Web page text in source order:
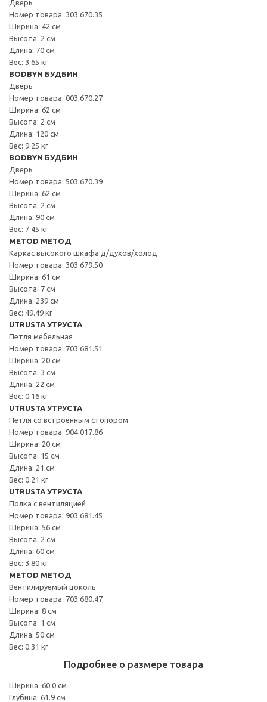
Дверь
Номер товара: 303.670.35
Ширина: 42 см
Высота: 2 см
Длина: 70 см
Вес: 3.65 кг
BODBYN БУДБИН
Дверь
Номер товара: 003.670.27
Ширина: 62 см
Высота: 2 см
Длина: 120 см
Вес: 9.25 кг
BODBYN БУДБИН
Дверь
Номер товара: 503.670.39
Ширина: 62 см
Высота: 2 см
Длина: 90 см
Вес: 7.45 кг
METOD МЕТОД
Каркас высокого шкафа д/духов/холод
Номер товара: 303.679.50
Ширина: 61 см
Высота: 7 см
Длина: 239 см
Вес: 49.49 кг
UTRUSTA УТРУСТА
Петля мебельная
Номер товара: 703.681.51
Ширина: 20 см
Высота: 3 см
Длина: 22 см
Вес: 0.16 кг
UTRUSTA УТРУСТА
Петля со встроенным стопором
Номер товара: 904.017.86
Ширина: 20 см
Высота: 15 см
Длина: 21 см
Вес: 0.21 кг
UTRUSTA УТРУСТА
Полка с вентиляцией
Номер товара: 903.681.45
Ширина: 56 см
Высота: 2 см
Длина: 60 см
Вес: 3.80 кг
METOD МЕТОД
Вентилируемый цоколь
Номер товара: 703.680.47
Ширина: 8 см
Высота: 1 см
Длина: 50 см
Вес: 0.31 кг
Подробнее о размере товара
Ширина: 60.0 см
Глубина: 61.9 см